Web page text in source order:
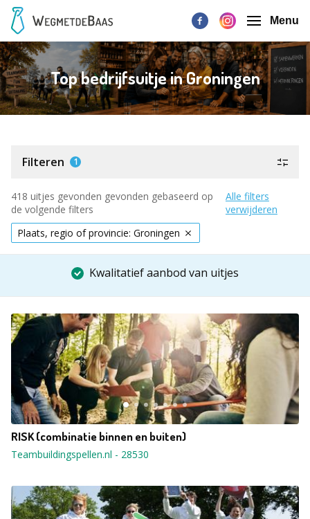
Menu
Top bedrijfsuitje in Groningen
Filteren 1
418 uitjes gevonden gevonden gebaseerd op
de volgende filters
Alle filters
verwijderen
Plaats, regio of provincie: Groningen
Kwalitatief aanbod van uitjes
RISK (combinatie binnen en buiten)
Teambuildingspellen.nl - 28530